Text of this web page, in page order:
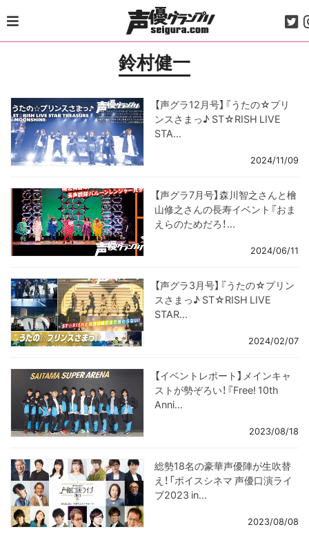
to
content
鈴村健一
【声グラ12月号】『うたの☆プリ
ンスさまっ♪ ST☆RISH LIVE
STA...
2024/11/09
【声グラ7月号】森川智之さんと檜
山修之さんの長寿イベント『おま
えらのためだろ！...
2024/06/11
【声グラ3月号】『うたの☆プリン
スさまっ♪ ST☆RISH LIVE
STAR...
2024/02/07
【イベントレポート】メインキャ
ストが勢ぞろい！『Free! 10th
Anni...
2023/08/18
総勢18名の豪華声優陣が生吹替
え！「ボイスシネマ 声優口演ライ
ブ2023 in...
2023/08/08